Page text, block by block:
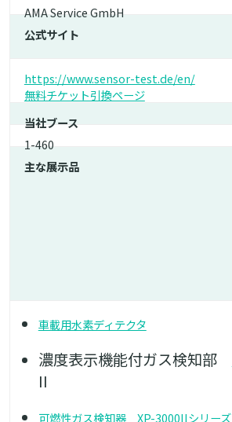
AMA Service GmbH
公式サイト
https://www.sensor-test.de/en/
無料チケット引換ページ
当社ブース
1-460
主な展示品
車載用水素ディテクタ
濃度表示機能付ガス検知部
II
可燃性ガス検知器 XP-3000IIシリーズ